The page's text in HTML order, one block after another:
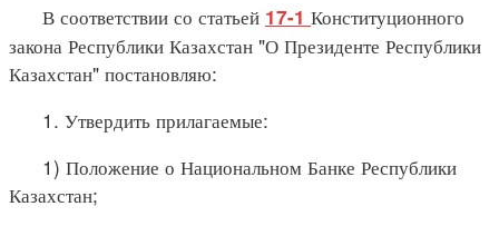
В соответствии со статьей 17-1 Конституционного
закона Республики Казахстан "О Президенте Республики
Казахстан" постановляю:
1. Утвердить прилагаемые:
1) Положение о Национальном Банке Республики
Казахстан;